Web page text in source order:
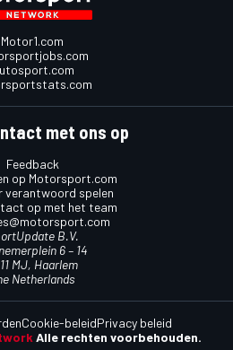
Motor1.com
met ons op
Feedback
op Motorsport.com
verantwoord spelen
op met het team
B.V.
6 – 14
MJ, Haarlem
Netherlands
Alle rechten voorbehouden.
Cookie-beleidPrivacy beleid